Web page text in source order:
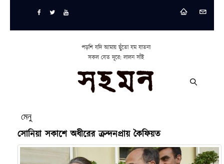
পড়শি যদি আমায় ছুঁতো যম যাতনা
সকল যেত দূরে: লালন সাঁই
মেনু
সোনিয়া সকাশে অধীরের ক্রন্দনপ্রায় কৈফিয়ত